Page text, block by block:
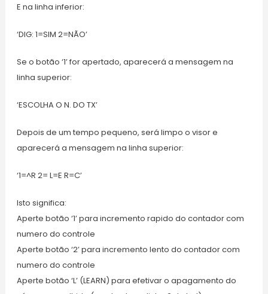
E na linha inferior:
‘DIG: 1=SIM 2=NÃO’
Se o botão ‘1’ for apertado, aparecerá a mensagem na
linha superior:
‘ESCOLHA O N. DO TX’
Depois de um tempo pequeno, será limpo o visor e
aparecerá a mensagem na linha superior:
‘1=^R 2= L=E R=C’
Isto significa:
Aperte botão ‘1’ para incremento rapido do contador com
numero do controle
Aperte botão ‘2’ para incremento lento do contador com
numero do controle
Aperte botão ‘L’ (LEARN) para efetivar o apagamento do